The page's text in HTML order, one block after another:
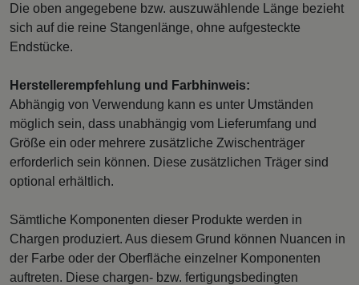
Die oben angegebene bzw. auszuwählende Länge bezieht
sich auf die reine Stangenlänge, ohne aufgesteckte
Endstücke.
Herstellerempfehlung und Farbhinweis:
Abhängig von Verwendung kann es unter Umständen
möglich sein, dass unabhängig vom Lieferumfang und
Größe ein oder mehrere zusätzliche Zwischenträger
erforderlich sein können. Diese zusätzlichen Träger sind
optional erhältlich.
Sämtliche Komponenten dieser Produkte werden in
Chargen produziert. Aus diesem Grund können Nuancen in
der Farbe oder der Oberfläche einzelner Komponenten
auftreten. Diese chargen- bzw. fertigungsbedingten